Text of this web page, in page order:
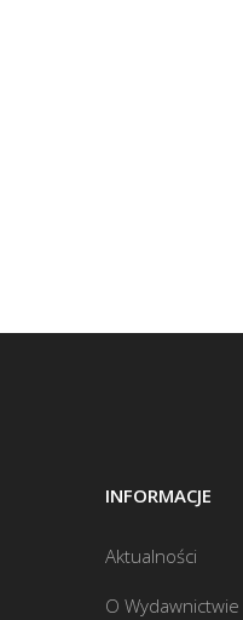
INFORMACJE
Aktualności
O Wydawnictwie